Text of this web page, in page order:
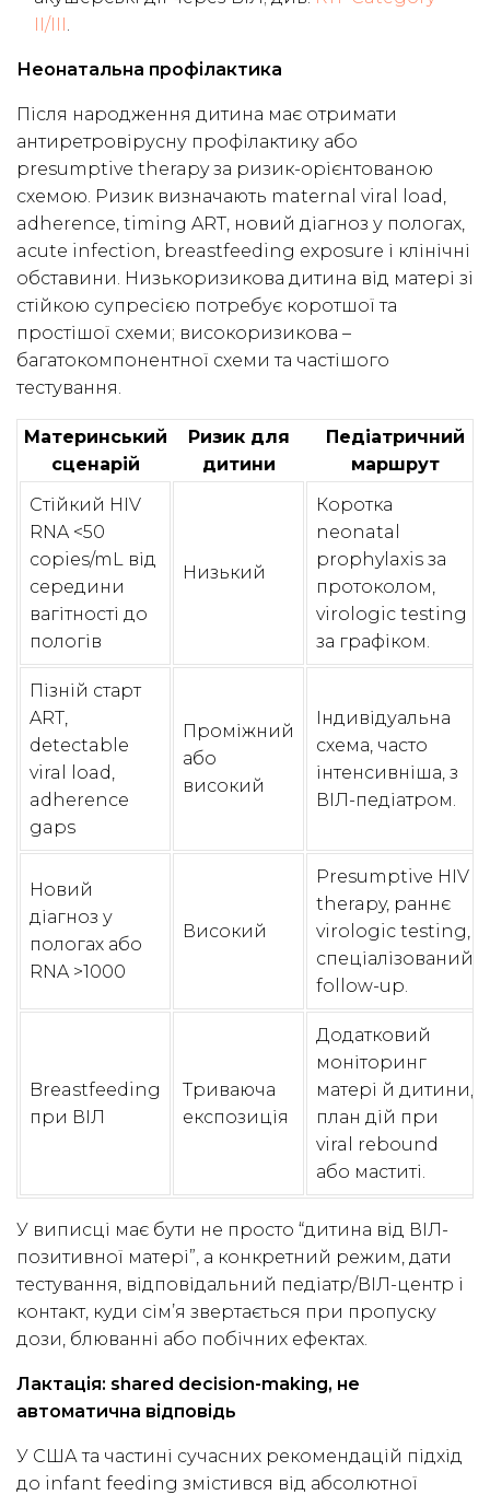
II/III.
Неонатальна профілактика
Після народження дитина має отримати
антиретровірусну профілактику або
presumptive therapy за ризик-орієнтованою
схемою. Ризик визначають maternal viral load,
adherence, timing ART, новий діагноз у пологах,
acute infection, breastfeeding exposure і клінічні
обставини. Низькоризикова дитина від матері зі
стійкою супресією потребує коротшої та
простішої схеми; високоризикова –
багатокомпонентної схеми та частішого
тестування.
Материнський
сценарій
Ризик для
дитини
Педіатричний
маршрут
Стійкий HIV
RNA <50
copies/mL від
середини
вагітності до
пологів
Низький
Коротка
neonatal
prophylaxis за
протоколом,
virologic testing
за графіком.
Пізній старт
ART,
detectable
viral load,
adherence
gaps
Проміжний
або
високий
Індивідуальна
схема, часто
інтенсивніша, з
ВІЛ-педіатром.
Новий
діагноз у
пологах або
RNA >1000
Високий
Presumptive HIV
therapy, раннє
virologic testing,
спеціалізований
follow-up.
Breastfeeding
при ВІЛ
Триваюча
експозиція
Додатковий
моніторинг
матері й дитини,
план дій при
viral rebound
або маститі.
У виписці має бути не просто “дитина від ВІЛ-
позитивної матері”, а конкретний режим, дати
тестування, відповідальний педіатр/ВІЛ-центр і
контакт, куди сім’я звертається при пропуску
дози, блюванні або побічних ефектах.
Лактація: shared decision-making, не
автоматична відповідь
У США та частині сучасних рекомендацій підхід
до infant feeding змістився від абсолютної